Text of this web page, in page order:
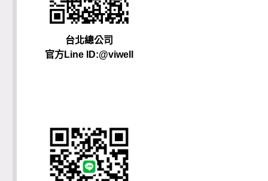
台北總公司
官方Line ID:@viwell